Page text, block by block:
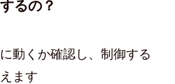
るの？
動くか確認し、制御する
ます